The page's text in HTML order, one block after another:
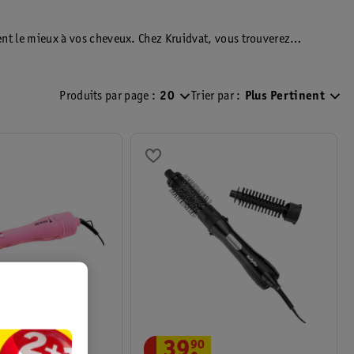
le mieux à vos cheveux. Chez Kruidvat, vous trouverez
Produits par page : 20 Trier par : Plus Pertinent
90